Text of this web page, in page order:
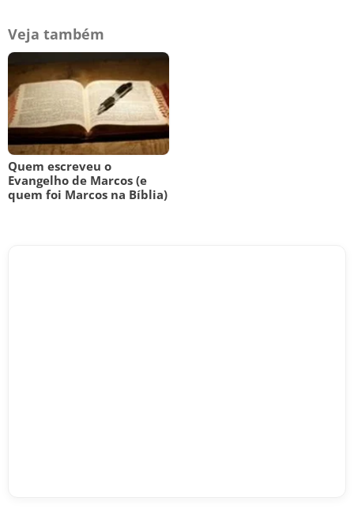
Veja também
Quem escreveu o
Evangelho de Marcos (e
quem foi Marcos na Bíblia)